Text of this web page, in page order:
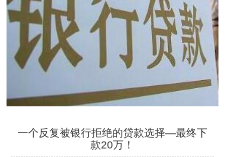
一个反复被银行拒绝的贷款选择—最终下
款20万！